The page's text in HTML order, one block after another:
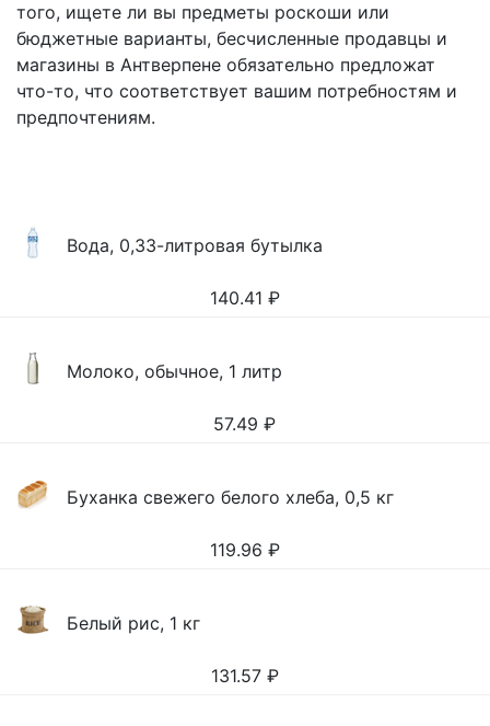
того, ищете ли вы предметы роскоши или
бюджетные варианты, бесчисленные продавцы и
магазины в Антверпене обязательно предложат
что-то, что соответствует вашим потребностям и
предпочтениям.
Вода, 0,33-литровая бутылка
140.41 ₽
Молоко, обычное, 1 литр
57.49 ₽
Буханка свежего белого хлеба, 0,5 кг
119.96 ₽
Белый рис, 1 кг
131.57 ₽